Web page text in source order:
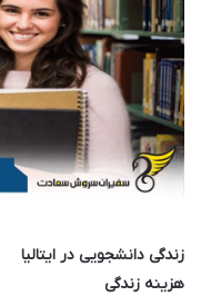
زندگی دانشجویی در ایتالیا
هزینه زندگی